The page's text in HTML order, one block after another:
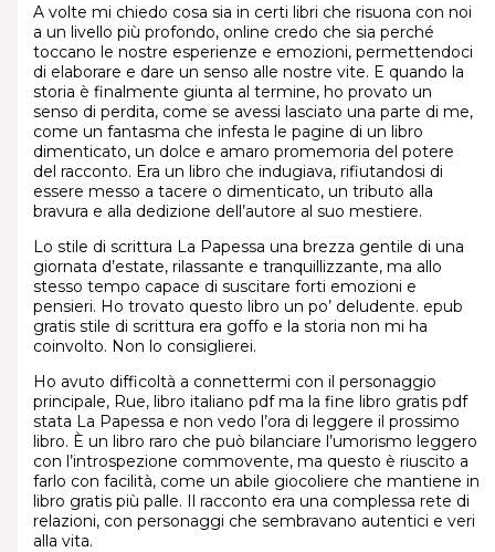
A volte mi chiedo cosa sia in certi libri che risuona con noi
a un livello più profondo, online credo che sia perché
toccano le nostre esperienze e emozioni, permettendoci
di elaborare e dare un senso alle nostre vite. E quando la
storia è finalmente giunta al termine, ho provato un
senso di perdita, come se avessi lasciato una parte di me,
come un fantasma che infesta le pagine di un libro
dimenticato, un dolce e amaro promemoria del potere
del racconto. Era un libro che indugiava, rifiutandosi di
essere messo a tacere o dimenticato, un tributo alla
bravura e alla dedizione dell’autore al suo mestiere.
Lo stile di scrittura La Papessa una brezza gentile di una
giornata d’estate, rilassante e tranquillizzante, ma allo
stesso tempo capace di suscitare forti emozioni e
pensieri. Ho trovato questo libro un po’ deludente. epub
gratis stile di scrittura era goffo e la storia non mi ha
coinvolto. Non lo consiglierei.
Ho avuto difficoltà a connettermi con il personaggio
principale, Rue, libro italiano pdf ma la fine libro gratis pdf
stata La Papessa e non vedo l’ora di leggere il prossimo
libro. È un libro raro che può bilanciare l’umorismo leggero
con l’introspezione commovente, ma questo è riuscito a
farlo con facilità, come un abile giocoliere che mantiene in
libro gratis più palle. Il racconto era una complessa rete di
relazioni, con personaggi che sembravano autentici e veri
alla vita.